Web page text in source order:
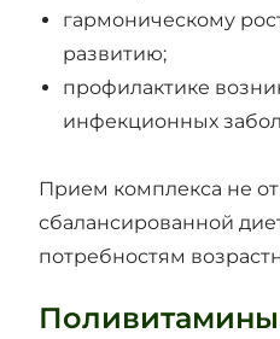
гармоническому
развитию;
профилактике
инфекционных
Прием комплекса не
сбалансированной
потребностям